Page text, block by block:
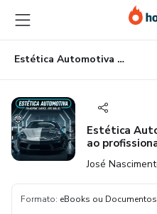
para
o
conteúdo
principal
para
o
pagamento
para
o
rodapé
Estética Automotiva na Prática (do zero ao profissional) 🚗✨
Estética
ao
José
Formato: eBooks ou Documentos